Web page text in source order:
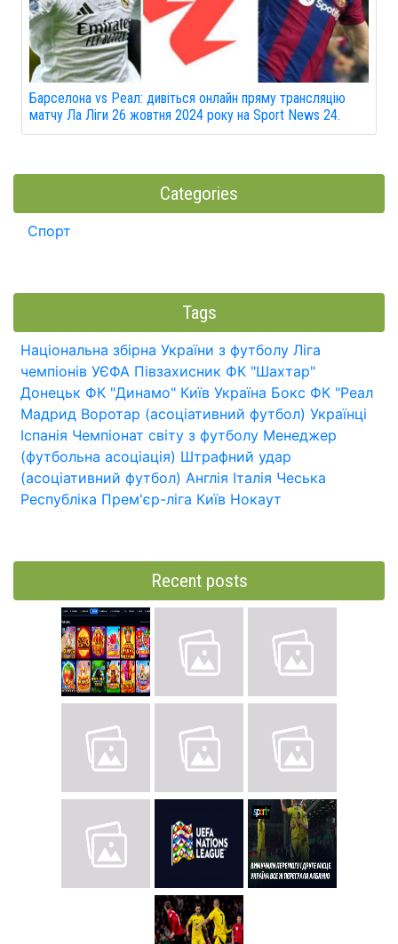
Барселона vs Реал: дивіться онлайн пряму трансляцію
матчу Ла Ліги 26 жовтня 2024 року на Sport News 24.
Categories
Спорт
Tags
Національна збірна України з футболу Ліга
чемпіонів УЄФА Півзахисник ФК "Шахтар"
Донецьк ФК "Динамо" Київ Україна Бокс ФК "Реал
Мадрид Воротар (асоціативний футбол) Українці
Іспанія Чемпіонат світу з футболу Менеджер
(футбольна асоціація) Штрафний удар
(асоціативний футбол) Англія Італія Чеська
Республіка Прем'єр-ліга Київ Нокаут
Recent posts